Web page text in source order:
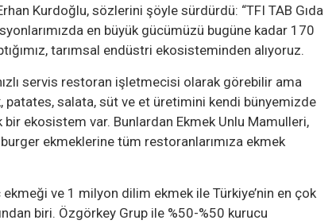
Kurdoğlu, sözlerini şöyle sürdürdü: “TFI TAB Gıda
en büyük gücümüzü bugüne kadar 170
tarımsal endüstri ekosisteminden alıyoruz.
servis restoran işletmecisi olarak görebilir ama
patates, salata, süt ve et üretimini kendi bünyemizde
ekosistem var. Bunlardan Ekmek Unlu Mamulleri,
ekmeklerine tüm restoranlarımıza ekmek
ve 1 milyon dilim ekmek ile Türkiye’nin en çok
biri. Özgörkey Grup ile %50-%50 kurucu